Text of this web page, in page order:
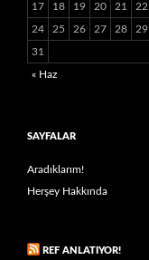
17 18 19 20 21 22
24 25 26 27 28 29
31
« Haz
SAYFALAR
Aradıklarım!
Herşey Hakkında
REF ANLATIYOR!